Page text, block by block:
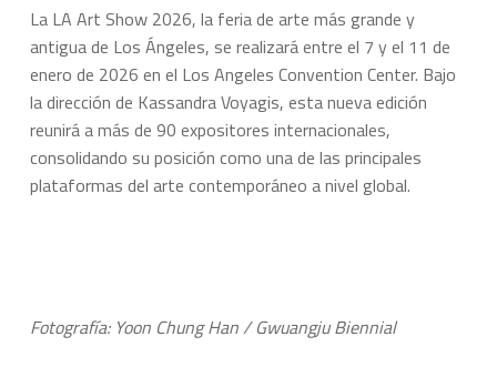
La LA Art Show 2026, la feria de arte más grande y
antigua de Los Ángeles, se realizará entre el 7 y el 11 de
enero de 2026 en el Los Angeles Convention Center. Bajo
la dirección de Kassandra Voyagis, esta nueva edición
reunirá a más de 90 expositores internacionales,
consolidando su posición como una de las principales
plataformas del arte contemporáneo a nivel global.
Fotografía: Yoon Chung Han / Gwuangju Biennial